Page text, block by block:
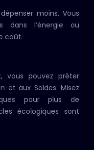
moins. Vous
dans l’énergie ou
coût.
vous pouvez prêter
et aux Soldes. Misez
pour plus de
écologiques sont